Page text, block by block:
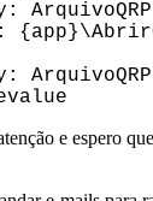
e espero